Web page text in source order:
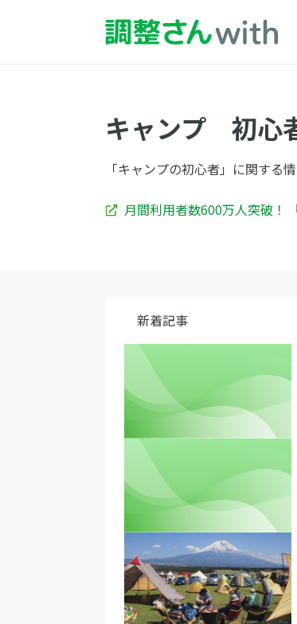
キャンプ 初心
「キャンプの初心者」に関する
月間利用者数600万人突破！
新着記事